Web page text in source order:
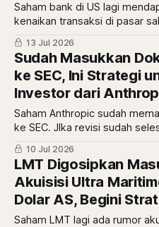
Saham bank di US lagi
kenaikan transaksi di pasar
Jumbo SpaceX. Begini
13 Jul 2026
Sudah Masukkan
ke SEC, Ini Strategi
Investor dari
Saham Anthropic sudah
ke SEC. JIka revisi sudah
membutuhkan waktu 2,5
bagaimana dengan prospek
10 Jul 2026
LMT Digosipkan
Akuisisi Ultra
Dolar AS, Begini
Saham LMT lagi ada rumor